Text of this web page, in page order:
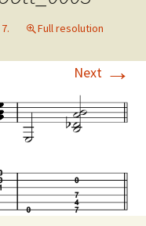
Full resolution
Next →